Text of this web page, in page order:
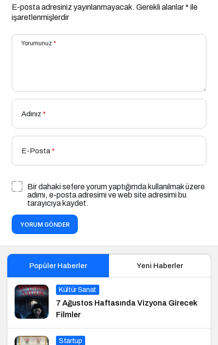
E-posta adresiniz yayınlanmayacak. Gerekli alanlar* ile
işaretlenmişlerdir
Yorumunuz *
Adınız *
E-Posta*
Bir dahaki sefere yorum yaptığımda kullanılmak üzere
adımı, e-posta adresimi ve web site adresimi bu
tarayıcıya kaydet.
YORUM GÖNDER
Popüler Haberler Yeni Haberler
Kültür Sanat
7 Ağustos Haftasında Vizyona Girecek
Filmler
Startup